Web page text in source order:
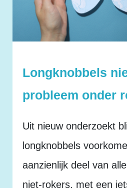
Longknobbels
probleem onder
Uit nieuw onderzoekt
longknobbels
aanzienlijk deel van
niet-rokers, met een